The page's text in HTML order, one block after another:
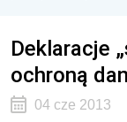
Deklaracje
ochroną
04 cze 2013